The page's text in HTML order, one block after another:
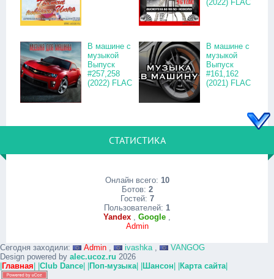
(2022) FLAC
В машине с
музыкой
Выпуск
#257,258
(2022) FLAC
В машине с
музыкой
Выпуск
#161,162
(2021) FLAC
СТАТИСТИКА
Онлайн всего: 10
Ботов: 2
Гостей: 7
Пользователей: 1
Yandex , Google ,
Admin
Сегодня заходили: Admin , ivashka,
VANGOG
Design powered by alec.ucoz.ru 2026
Главная Club Dance Поп-музыка| Шансон Карта сайта|